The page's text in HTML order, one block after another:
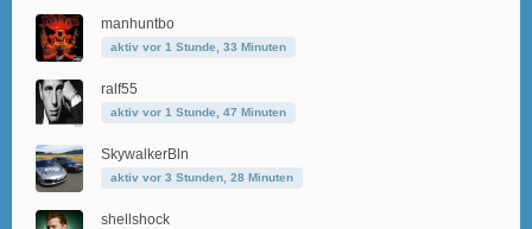
manhuntbo
aktiv vor 1 Stunde, 33 Minuten
ralf55
aktiv vor 1 Stunde, 47 Minuten
SkywalkerBln
aktiv vor 3 Stunden, 28 Minuten
shellshock